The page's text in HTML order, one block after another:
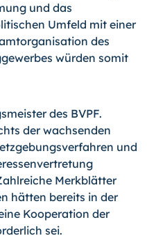
und das
Umfeld mit einer
des
würden somit
des BVPF.
der wachsenden
und
Merkblätter
hätten bereits in der
Kooperation der
sei.